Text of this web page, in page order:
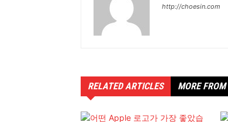
http://choesin.com
RELATED ARTICLES MORE